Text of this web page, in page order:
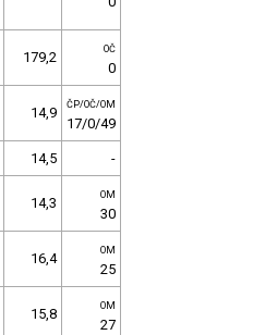
179,2 OČ
0
14,9 ČP/OČ/OM
17/0/49
14,5 -
14,3 OM
30
16,4 OM
25
15,8 OM
27